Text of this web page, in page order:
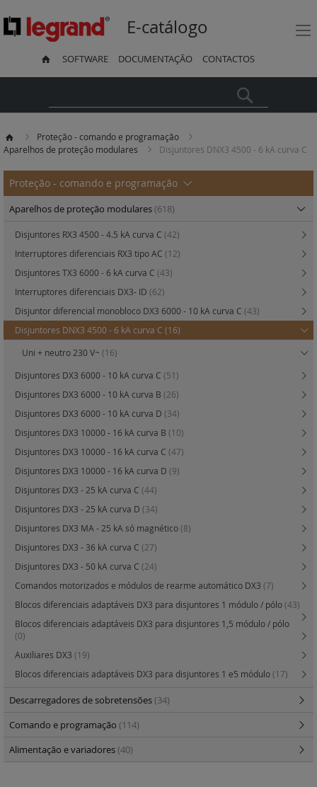
E-catálogo
SOFTWARE DOCUMENTAÇÃO CONTACTOS
Proteção - comando e programação
Aparelhos de proteção modulares
Disjuntores DNX3 4500 - 6 kA curva C
Proteção - comando e programação
Aparelhos de proteção modulares(618)
Disjuntores RX3 4500 - 4.5 kA curva C (42)
Interruptores diferenciais RX3 tipo AC (12)
Disjuntores TX3 6000 - 6 kA curva C (43)
Interruptores diferenciais DX3- ID (62)
Disjuntor diferencial monobloco DX3 6000 - 10 kA curva C (43)
Disjuntores DNX3 4500 - 6 kA curva C (16)
Uni + neutro 230 V~ (16)
Disjuntores DX3 6000 - 10 kA curva C (51)
Disjuntores DX3 6000 - 10 kA curva B (26)
Disjuntores DX3 6000 - 10 kA curva D (34)
Disjuntores DX3 10000 - 16 kA curva B (10)
Disjuntores DX3 10000 - 16 kA curva C (47)
Disjuntores DX3 10000 - 16 kA curva D (9)
Disjuntores DX3 - 25 kA curva C (44)
Disjuntores DX3 - 25 kA curva D (34)
Disjuntores DX3 MA - 25 kA só magnético(8)
Disjuntores DX3 - 36 kA curva C (27)
Disjuntores DX3 - 50 kA curva C (24)
Comandos motorizados e módulos de rearme automático DX3 (7)
Blocos diferenciais adaptáveis DX3 para disjuntores 1 módulo / pólo(43)
Blocos diferenciais adaptáveis DX3 para disjuntores 1,5 módulo / pólo
(0)
Auxiliares DX3 (19)
Blocos diferenciais adaptáveis DX3 para disjuntores 1 e5 módulo(17)
Descarregadores de sobretensões(34)
Comando e programação (114)
Alimentação e variadores(40)